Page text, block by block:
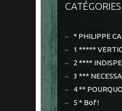
CATÉGORIES
* PHILIPPE
1 *****
2 ****
3 ***
4 **
5 * Bof !